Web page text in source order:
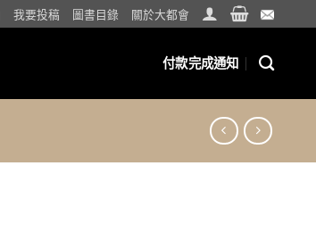
我要投稿 圖書目錄 關於大都會
付款完成通知